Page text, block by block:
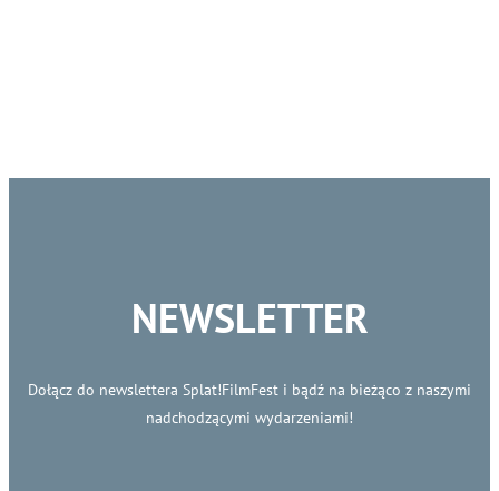
NEWSLETTER
Dołącz do newslettera Splat!FilmFest i bądź na bieżąco z naszymi
nadchodzącymi wydarzeniami!